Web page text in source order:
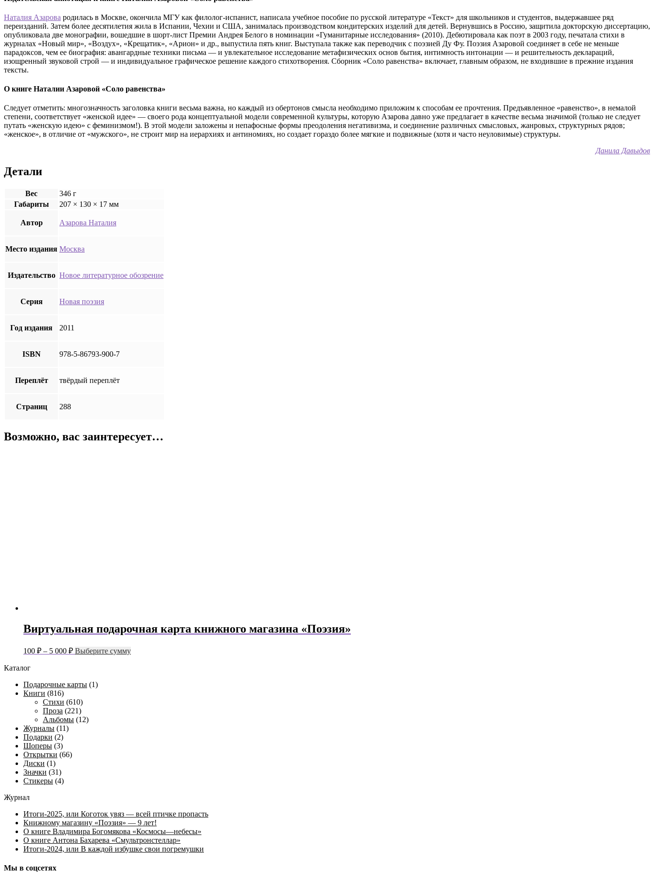
Наталия Азарова родилась в Москве, окончила МГУ как филолог-испанист, написала учебное пособие по русской литературе «Текст» для школьников и студентов, выдержавшее ряд
переизданий. Затем более десятилетия жила в Испании, Чехии и США, занималась производством кондитерских изделий для детей. Вернувшись в Россию, защитила докторскую диссертацию,
опубликовала две монографии, вошедшие в шорт-лист Премии Андрея Белого в номинации «Гуманитарные исследования» (2010). Дебютировала как поэт в 2003 году, печатала стихи в
журналах «Новый мир», «Воздух», «Крещатик», «Арион» и др., выпустила пять книг. Выступала также как переводчик с поэзией Ду Фу. Поэзия Азаровой соединяет в себе не меньше
парадоксов, чем ее биография: авангардные техники письма — и увлекательное исследование метафизических основ бытия, интимность интонации — и решительность деклараций,
изощренный звуковой строй — и индивидуальное графическое решение каждого стихотворения. Сборник «Соло равенства» включает, главным образом, не входившие в прежние издания
тексты.
О книге Наталии Азаровой «Соло равенства»
Следует отметить: многозначность заголовка книги весьма важна, но каждый из обертонов смысла необходимо приложим к способам ее прочтения. Предъявленное «равенство», в немалой
степени, соответствует «женской идее» — своего рода концептуальной модели современной культуры, которую Азарова давно уже предлагает в качестве весьма значимой (только не следует
путать «женскую идею» с феминизмом!). В этой модели заложены и непафосные формы преодоления негативизма, и соединение различных смысловых, жанровых, структурных рядов;
«женское», в отличие от «мужского», не строит мир на иерархиях и антиномиях, но создает гораздо более мягкие и подвижные (хотя и часто неуловимые) структуры.
Данила Давыдов
Детали
Вес
346 г
Габариты
207 × 130 × 17 мм
Автор Азарова Наталия
Место издания Москва
Издательство Новое литературное обозрение
Серия Новая поэзия
Год издания 2011
ISBN 978-5-86793-900-7
Переплёт твёрдый переплёт
Страниц 288
Возможно, вас заинтересует…
Виртуальная подарочная карта книжного магазина «Поэзия»
100 ₽ – 5 000 ₽Диапазон
5 000 ₽
Выберите суммуЭтот
Каталог
Подарочные карты (1)
Книги (816)
Стихи (610)
Проза (221)
Альбомы (12)
Журналы (11)
Подарки (2)
Шоперы (3)
Открытки (66)
Диски (1)
Значки (31)
Стикеры (4)
Журнал
Итоги-2025, или Коготок увяз — всей птичке пропасть
Книжному магазину «Поэзия» — 9 лет!
О книге Владимира Богомякова «Космосы—небесы»
О книге Антона Бахарева «Смультронстеллар»
Итоги-2024, или В каждой избушке свои погремушки
Мы в соцсетях